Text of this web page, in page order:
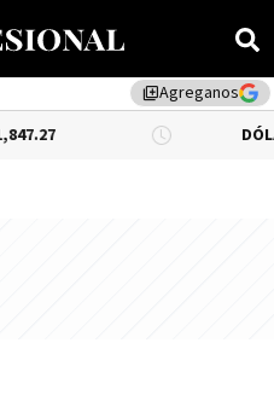
library_addAgreganos
DÓLAR BNA